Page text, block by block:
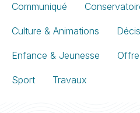
Communiqué
Culture & Animations
Enfance & Jeunesse
Sport Travaux